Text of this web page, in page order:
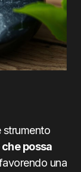
strumento
possa
una